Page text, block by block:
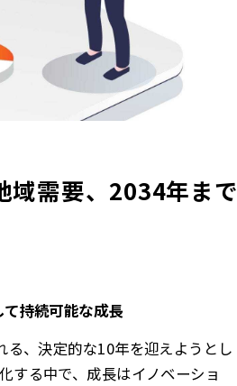
域需要、2034年まで
持続可能な成長
、決定的な10年を迎えようとし
する中で、成長はイノベーショ